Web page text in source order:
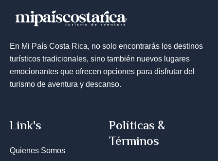
En Mi País Costa Rica, no solo encontrarás los destinos
turísticos tradicionales, sino también nuevos lugares
emocionantes que ofrecen opciones para disfrutar del
turismo de aventura y descanso.
Link's
Quienes Somos
Políticas &
Términos